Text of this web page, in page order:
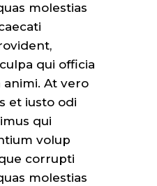
molestias
qui officia
At vero
et iusto odi
qui
volup
corrupti
molestias